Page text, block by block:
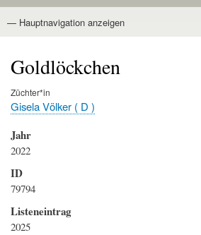
Hauptnavigation
— Hauptnavigation anzeigen
Goldlöckchen
Züchter*in
Gisela Völker ( D )
Jahr
2022
ID
79794
Listeneintrag
2025